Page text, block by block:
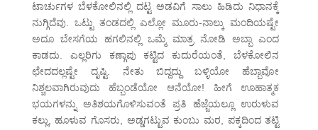
ಟಾರ್ಚುಗಳ ಬೆಳಕೋಲಿನಲ್ಲಿ ದಟ್ಟ ಅಡವಿಗೆ ಸಾಲು ಹಿಡಿದು ನಿಧಾನಕ್ಕೆ
ನುಗ್ಗಿದೆವು. ಒಟ್ಟು ತಂಡದಲ್ಲಿ ಎಲ್ಲೋ ಮೂರು-ನಾಲ್ಕು ಮಂದಿಯಷ್ಟೇ
ಅದೂ ಬೇಸಗೆಯ ಹಗಲಿನಲ್ಲಿ ಒಮ್ಮೆ ಮಾತ್ರ ನೋಡಿ ಅಬ್ಬಾ ಎಂದ
ಕಾಡದು. ಎಲ್ಲರಿಗು ಕಣ್ಗಾಪು ಕಟ್ಟಿದ ಕುದುರೆಯಂತೆ, ಬೆಳಕೋಲಿನ
ಛೇದದಲ್ಲಷ್ಟೇ ದೃಷ್ಟಿ. ನೇತು ಬಿದ್ದದ್ದು ಬಳ್ಳಿಯೋ ಹೆಬ್ಬಾವೋ
ನಿಶ್ಚಲವಾಗಿರುವುದು ಹೆಬ್ಬಂಡೆಯೋ ಆನೆಯೋ! ಹೀಗೆ ಊಹಾತ್ಮಕ
ಭಯಗಳನ್ನು ಅತಿಶಯಗೊಳಿಸುವಂತೆ ಪ್ರತಿ ಹೆಜ್ಜೆಯಲ್ಲೂ ಉರುಳುವ
ಕಲ್ಲು, ಹೂಳುವ ಗೊಸರು, ಅಡ್ಡಗಟ್ಟುವ ಕುಂಬು ಮರ, ಪಕ್ಕದಿಂದ ತಟ್ಟಿ